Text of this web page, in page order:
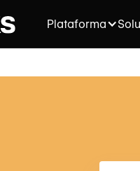
Plataforma